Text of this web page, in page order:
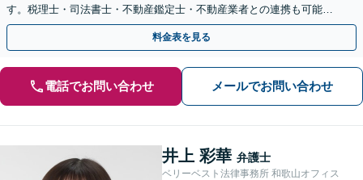
す。税理士・司法書士・不動産鑑定士・不動産業者との連携も可能。
生前対策をお考えの方はお早めにご相談ください
料金表を見る
電話でお問い合わせ メールでお問い合わせ
井上 彩華 弁護士
ベリーベスト法律事務所 和歌山オフィス